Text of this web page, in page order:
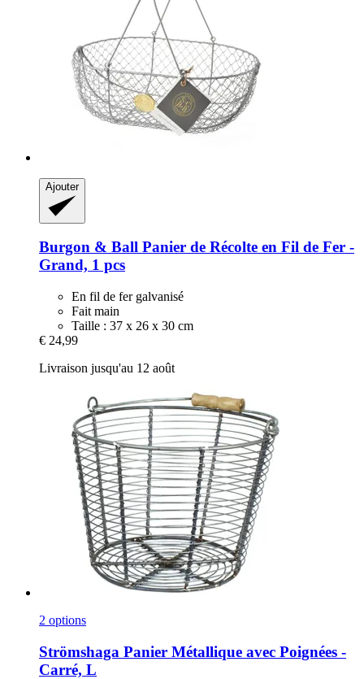
Ajouter
Burgon & Ball Panier de Récolte en Fil de Fer -​
Grand, 1 pcs
En fil de fer galvanisé
Fait main
Taille : 37 x 26 x 30 cm
€ 24,99
Livraison jusqu'au 12 août
2 options
Strömshaga Panier Métallique avec Poignées -​
Carré, L